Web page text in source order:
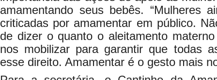
amamentando seus bebês. “Mulheres
criticadas por amamentar em público.
de dizer o quanto o aleitamento
nos mobilizar para garantir que todas
esse direito. Amamentar é o gesto mais